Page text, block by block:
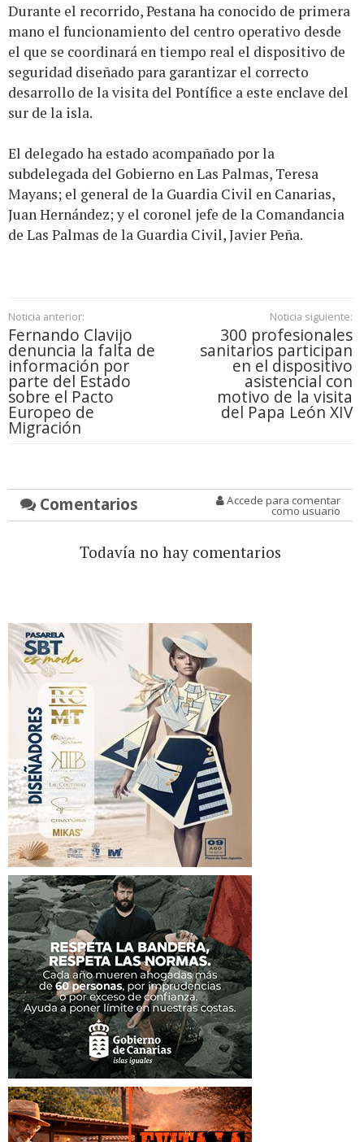
Durante el recorrido, Pestana ha conocido de primera
mano el funcionamiento del centro operativo desde
el que se coordinará en tiempo real el dispositivo de
seguridad diseñado para garantizar el correcto
desarrollo de la visita del Pontífice a este enclave del
sur de la isla.
El delegado ha estado acompañado por la
subdelegada del Gobierno en Las Palmas, Teresa
Mayans; el general de la Guardia Civil en Canarias,
Juan Hernández; y el coronel jefe de la Comandancia
de Las Palmas de la Guardia Civil, Javier Peña.
Noticia anterior:
Fernando Clavijo
denuncia la falta de
información por
parte del Estado
sobre el Pacto
Europeo de
Migración
Noticia siguiente:
300 profesionales
sanitarios participan
en el dispositivo
asistencial con
motivo de la visita
del Papa León XIV
Comentarios Accede para comentar
como usuario
Todavía no hay comentarios